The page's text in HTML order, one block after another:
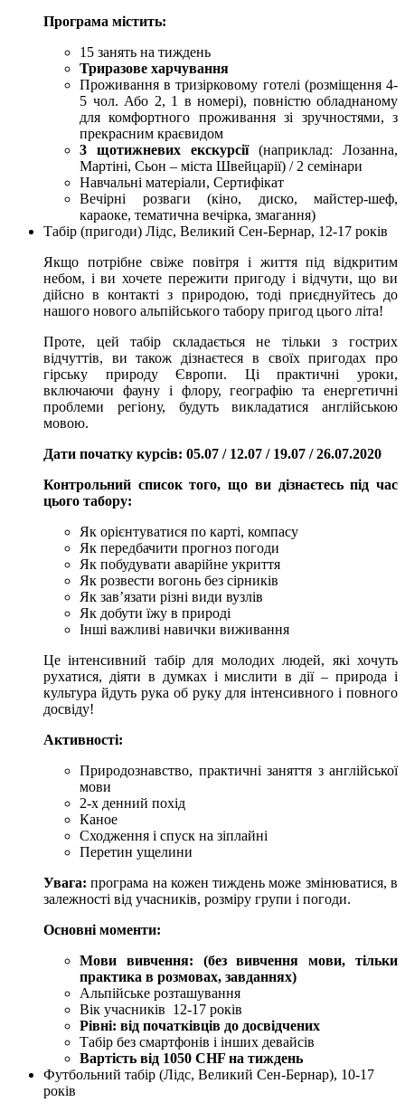
Програма містить:
15 занять на тиждень
Триразове харчування
Проживання в тризірковому готелі (розміщення 4-
5 чол. Або 2, 1 в номері), повністю обладнаному
для комфортного проживання зі зручностями, з
прекрасним краєвидом
3 щотижневих екскурсії(наприклад: Лозанна,
Мартіні, Сьон – міста Швейцарії) / 2 семінари
Навчальні матеріали, Сертифікат
Вечірні розваги (кіно, диско, майстер-шеф,
караоке, тематична вечірка, змагання)
Табір (пригоди) Лідс, Великий Сен-Бернар, 12-17 років
Якщо потрібне свіже повітря і життя під відкритим
небом, і ви хочете пережити пригоду і відчути, що ви
дійсно в контакті з природою, тоді приєднуйтесь до
нашого нового альпійського табору пригод цього літа!
Проте, цей табір складається не тільки з гострих
відчуттів, ви також дізнаєтеся в своїх пригодах про
гірську природу Європи. Ці практичні уроки,
включаючи фауну і флору, географію та енергетичні
проблеми регіону, будуть викладатися англійською
мовою.
Дати початку курсів: 05.07 / 12.07 / 19.07 / 26.07.2020
Контрольний список того, що ви дізнаєтесь під час
цього табору:
Як орієнтуватися по карті, компасу
Як передбачити прогноз погоди
Як побудувати аварійне укриття
Як розвести вогонь без сірників
Як зав’язати різні види вузлів
Як добути їжу в природі
Інші важливі навички виживання
Це інтенсивний табір для молодих людей, які хочуть
рухатися, діяти в думках і мислити в дії – природа і
культура йдуть рука об руку для інтенсивного і повного
досвіду!
Активності:
Природознавство, практичні заняття з англійської
мови
2-х денний похід
Каное
Сходження і спуск на зіплайні
Перетин ущелини
Увага: програма на кожен тиждень може змінюватися, в
залежності від учасників, розміру групи і погоди.
Основні моменти:
Мови вивчення: (без вивчення мови, тільки
практика в розмовах, завданнях)
Альпійське розташування
Вік учасників 12-17 років
Рівні: від початківців до досвідчених
Табір без смартфонів і інших девайсів
Вартість від 1050 CHF на тиждень
Футбольний табір (Лідс, Великий Сен-Бернар), 10-17
років